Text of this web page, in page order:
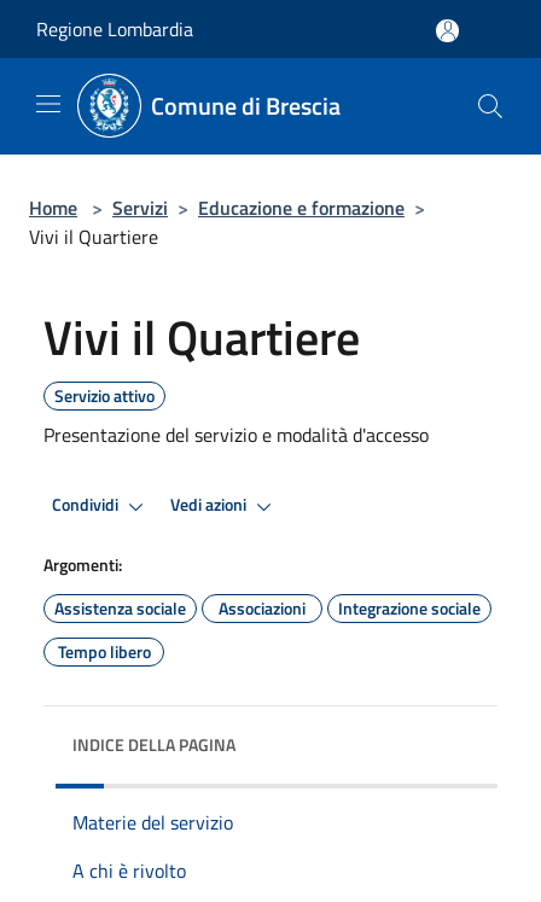
Regione Lombardia
Comune di Brescia
Home > Servizi > Educazione e formazione >
Vivi il Quartiere
Vivi il Quartiere
Servizio attivo
Presentazione del servizio e modalità d'accesso
Condividi Vedi azioni
Argomenti:
Assistenza sociale
Associazioni
Integrazione sociale
Tempo libero
INDICE DELLA PAGINA
Materie del servizio
A chi è rivolto